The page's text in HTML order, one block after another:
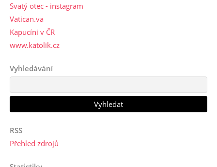
Svatý otec - instagram
Vatican.va
Kapucíni v ČR
www.katolik.cz
Vyhledávání
RSS
Přehled zdrojů